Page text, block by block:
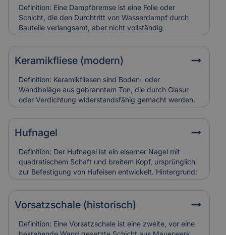
und teuer in der Restaurierung. Versicherungen
bewerten sie entsprechend ihres künstlerischen und
baulichen Werts.
Definition: Eine Dampfbremse ist eine Folie oder
Schicht, die den Durchtritt von Wasserdampf durch
Bauteile verlangsamt, aber nicht vollständig
verhindert.Hintergrund: Sie wird vor allem in Dach-
und Wandkonstruktionen eingesetzt, um
Feuchtigkeitsansammlungen in der Dämmung zu
vermeiden. So bleibt die Bausubstanz trocken und
schimmelresistent.Relevanz für Versicherung: Falsch
verlegte Dampfbremsen können Feuchtigkeitsschäden
verursachen. Versicherungen berücksichtigen sie bei
der Schadensanalyse und Bewertung der
Bauausführung.
Keramikfliese (modern)
Definition: Keramikfliesen sind Boden- oder
Wandbeläge aus gebranntem Ton, die durch Glasur
oder Verdichtung widerstandsfähig gemacht werden.
Hintergrund: Moderne Varianten sind besonders
langlebig, pflegeleicht und in vielen Designs erhältlich.
Sie werden häufig zur Sanierung älterer Gebäude
eingesetzt, um historische Räume zeitgemäß nutzbar
zu machen. Relevanz für Versicherung: Keramikfliesen
gelten als robust, können aber bei
Leitungswasserschäden hohe Reparaturkosten
verursachen, wenn sie vollständig ersetzt werden
müssen.
Hufnagel
Definition: Der Hufnagel ist ein eiserner Nagel mit
quadratischem Schaft und breitem Kopf, ursprünglich
zur Befestigung von Hufeisen entwickelt. Hintergrund:
In historischen Gebäuden fand er auch als
Befestigungselement in Holzbau oder Dachdeckung
Verwendung. Alte Hufnägel sind oft handgeschmiedet
und zeugen von traditioneller Bauweise. Relevanz für
Versicherung: Korrodierte Hufnägel können
Holzschäden verursachen. Bei Restaurierungen
Vorsatzschale (historisch)
Definition: Eine Vorsatzschale ist eine zweite, vor eine